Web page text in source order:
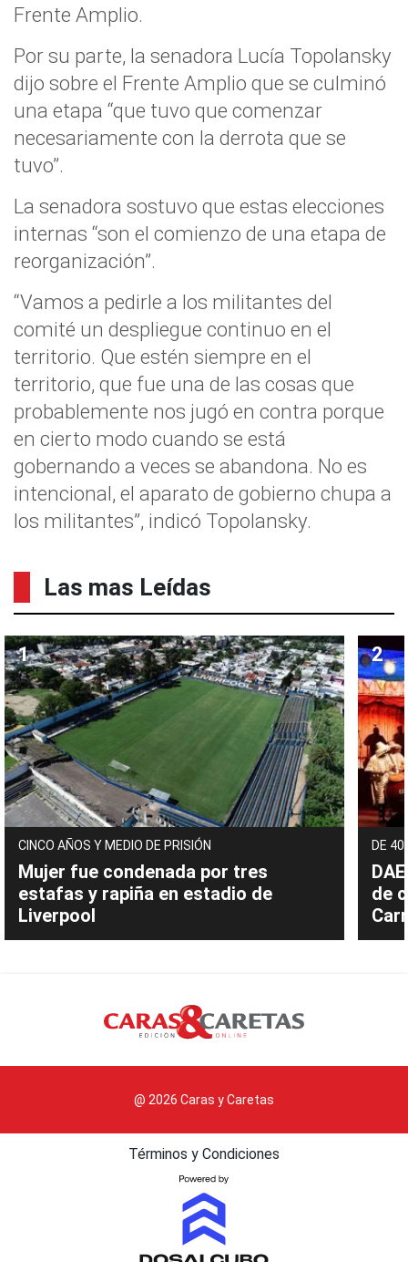
Frente Amplio.
Por su parte, la senadora Lucía Topolansky
dijo sobre el Frente Amplio que se culminó
una etapa “que tuvo que comenzar
necesariamente con la derrota que se
tuvo”.
La senadora sostuvo que estas elecciones
internas “son el comienzo de una etapa de
reorganización”.
“Vamos a pedirle a los militantes del
comité un despliegue continuo en el
territorio. Que estén siempre en el
territorio, que fue una de las cosas que
probablemente nos jugó en contra porque
en cierto modo cuando se está
gobernando a veces se abandona. No es
intencional, el aparato de gobierno chupa a
los militantes”, indicó Topolansky.
Las mas Leídas
CINCO AÑOS Y MEDIO DE PRISIÓN
Mujer fue condenada por tres
estafas y rapiña en estadio de
Liverpool
DE
de
@ 2026 Caras y Caretas
Términos y Condiciones